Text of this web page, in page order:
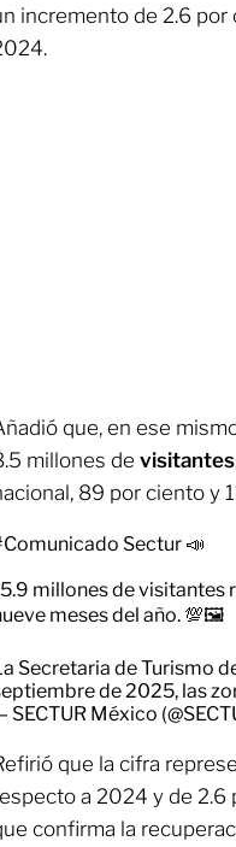
incremento de 2.6
que, en ese
millones de visitantes
89 por ciento y
Sectur 📣
millones de visitantes
meses del año. 💯🖼️
Secretaria de Turismo
de 2025, las
SECTUR México
que la cifra
a 2024 y de 2.6
confirma la